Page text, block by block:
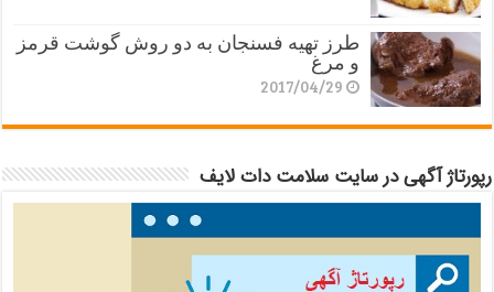
طرز تهیه فسنجان به دو روش گوشت قرمز
و مرغ
2017/04/29
رپورتاژ آگهی در سایت سلامت دات لایف